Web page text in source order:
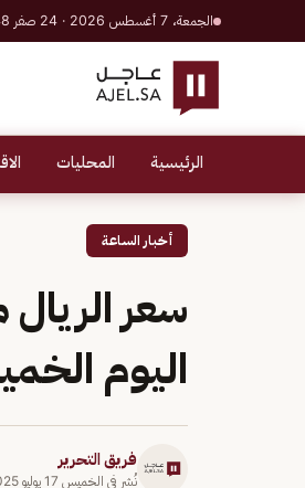
الجمعة، 7 أغسطس 2026 · 24 صفر 1448 هـ
الرئيسية المحليات
أخبار الساعة
سعر
اليوم الخميس 22-
فريق التحرير
نُشر في الخميس 17 يوليو 2025